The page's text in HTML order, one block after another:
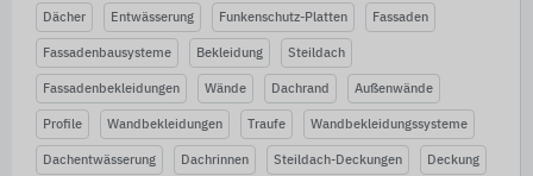
Dächer Entwässerung Funkenschutz-Platten Fassaden
Fassadenbausysteme Bekleidung Steildach
Fassadenbekleidungen Wände Dachrand Außenwände
Profile Wandbekleidungen Traufe Wandbekleidungssysteme
Dachentwässerung Dachrinnen Steildach-Deckungen Deckung